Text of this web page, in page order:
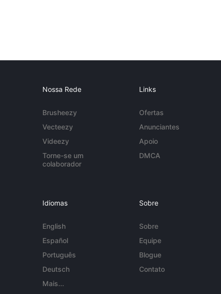
Nossa Rede
Brusheezy
Vecteezy
Videezy
Torne-se um
colaborador
Links
Ofertas
Anunciantes
Apoio
DMCA
Idiomas
English
Español
Português
Deutsch
Mais...
Sobre
Sobre
Equipe
Blogue
Contato